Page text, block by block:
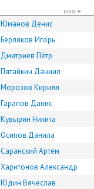
имя
Юманов Денис
Берляков Игорь
Дмитриев Пётр
Пятайкин Даниил
Морозов Кирилл
Гарапов Данис
Кувырин Никита
Осипов Данила
Саранский Артём
Харитонов Александр
Юдин Вячеслав